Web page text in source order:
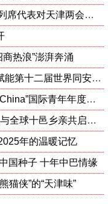
天津两会闭幕 港澳及海外的委员、列席代表对天津两会的胜利召开反响热烈
热浪”澎湃奔涌
厦门国际银行：以四十载金融积淀赋能第十二届世界同安联谊大会暨翔安招商大会
浙通四海！“Touch Zhejiang · Walk China”国际青年年度交流分享活动举行
2026福州十邑春晚完成录制 除夕夜与全球十邑乡亲共启福年
年的温暖记忆
国种子 十年中巴情缘
猫侠”的“天津味”